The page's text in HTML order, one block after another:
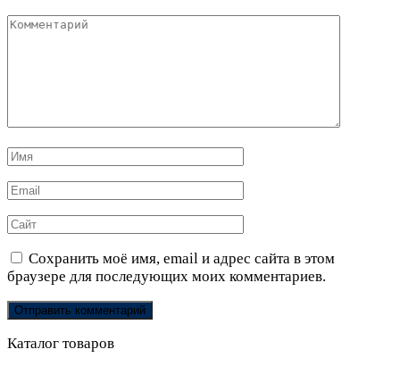
Комментарий
Имя
Email
Сайт
Сохранить моё имя, email и адрес сайта в этом
браузере для последующих моих комментариев.
Каталог товаров